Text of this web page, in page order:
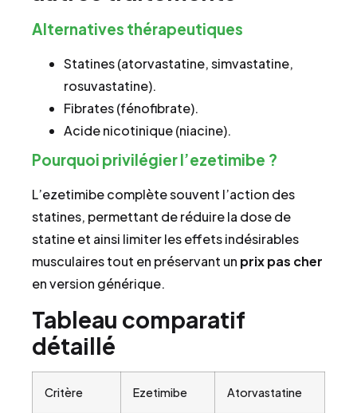
Alternatives thérapeutiques
Statines (atorvastatine, simvastatine,
rosuvastatine).
Fibrates (fénofibrate).
Acide nicotinique (niacine).
Pourquoi privilégier l’ezetimibe ?
L’ezetimibe complète souvent l’action des
statines, permettant de réduire la dose de
statine et ainsi limiter les effets indésirables
musculaires tout en préservant un prixpas cher
en version générique.
Tableau comparatif
détaillé
Critère Ezetimibe Atorvastatine